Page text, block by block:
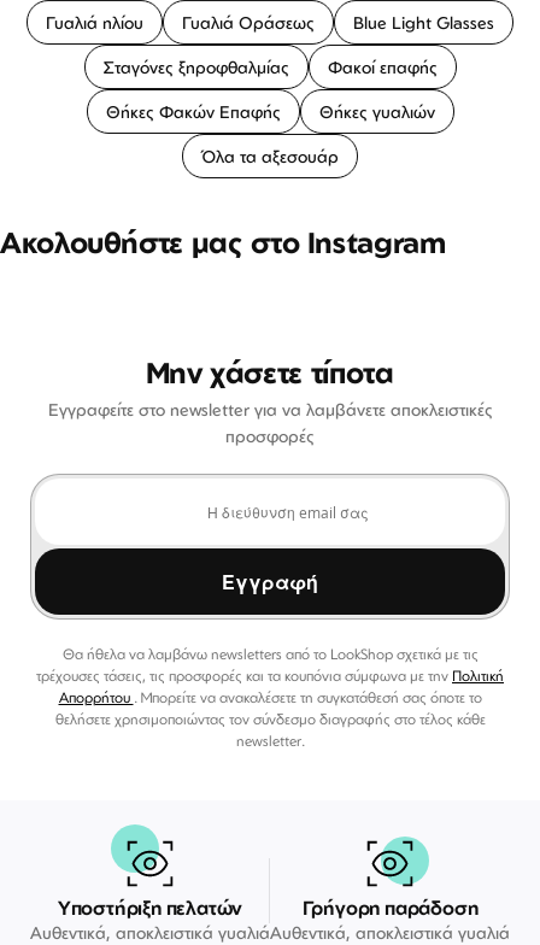
Γυαλιά ηλίου Γυαλιά Οράσεως Blue Light Glasses
Σταγόνες ξηροφθαλμίας Φακοί επαφής
Θήκες Φακών Επαφής Θήκες γυαλιών
Όλα τα αξεσουάρ
Ακολουθήστε μας στο Instagram
Μην χάσετε τίποτα
Εγγραφείτε στο newsletter για να λαμβάνετε αποκλειστικές
προσφορές
Εγγραφή
Θα ήθελα να λαμβάνω newsletters από το LookShop σχετικά με τις
τρέχουσες τάσεις, τις προσφορές και τα κουπόνια σύμφωνα με την Πολιτική
Απορρήτου . Μπορείτε να ανακαλέσετε τη συγκατάθεσή σας όποτε το
θελήσετε χρησιμοποιώντας τον σύνδεσμο διαγραφής στο τέλος κάθε
newsletter.
Υποστήριξη πελατών
Αυθεντικά, αποκλειστικά γυαλιά
Γρήγορη παράδοση
Αυθεντικά, αποκλειστικά γυαλιά